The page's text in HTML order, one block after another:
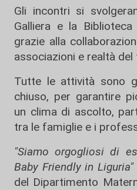
Gli incontri si
Galliera e la
grazie alla
associazioni e realtà
Tutte le attività sono
chiuso, per garantire
un clima di ascolto,
tra le famiglie e i
"Siamo orgogliosi di
Baby Friendly in Liguria"
del Dipartimento